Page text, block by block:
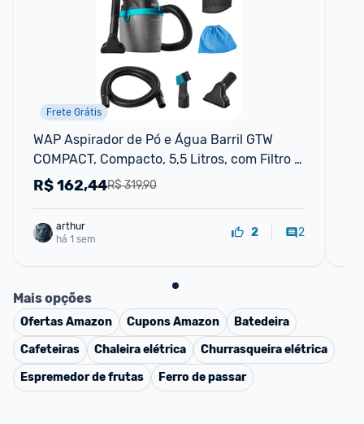
Frete Grátis
WAP Aspirador de Pó e Água Barril GTW
COMPACT, Compacto, 5,5 Litros, com Filtro
Lavável, 150mbar 1400W 220V
R$ 319,90
R$162,44
arthur
há 1 sem
2 2
Mais opções
OfertasAmazon CuponsAmazon
Batedeira
Cafeteiras
Chaleira elétrica
Churrasqueira elétrica
Espremedor de frutas
Ferro de passar